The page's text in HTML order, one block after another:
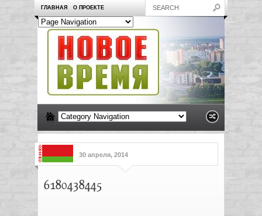
ГЛАВНАЯ О ПРОЕКТЕ
30 апреля, 2014
6180438445